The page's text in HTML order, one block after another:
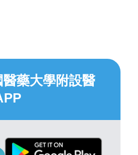
醫藥大學附設醫